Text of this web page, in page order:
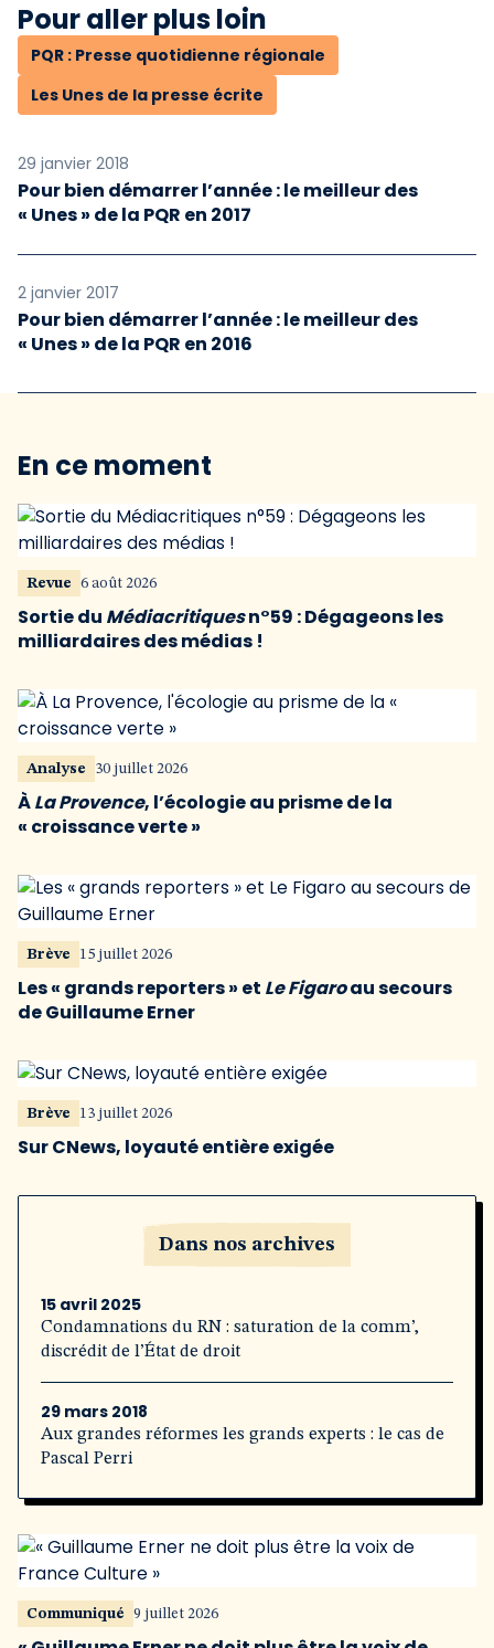
Pour aller plus loin
PQR : Presse quotidienne régionale
Les Unes de la presse écrite
29 janvier 2018
Pour bien démarrer l’année : le meilleur des
« Unes » de la PQR en 2017
2 janvier 2017
Pour bien démarrer l’année : le meilleur des
« Unes » de la PQR en 2016
En ce moment
Revue 6 août 2026
Sortie du Médiacritiquesn°59 : Dégageons les
milliardaires des médias !
Analyse 30 juillet 2026
ÀLa Provence, l’écologie au prisme de la
« croissance verte »
Brève 15 juillet 2026
Les « grands reporters » et Le Figaroau secours
de Guillaume Erner
Brève 13 juillet 2026
Sur CNews, loyauté entière exigée
Dans nos archives
15 avril 2025
Condamnations du RN : saturation de la comm’,
discrédit de l’État de droit
29 mars 2018
Aux grandes réformes les grands experts : le cas de
Pascal Perri
Communiqué 9 juillet 2026